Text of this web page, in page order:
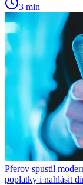
3 min
Přerov spustil
poplatky i nahlásit